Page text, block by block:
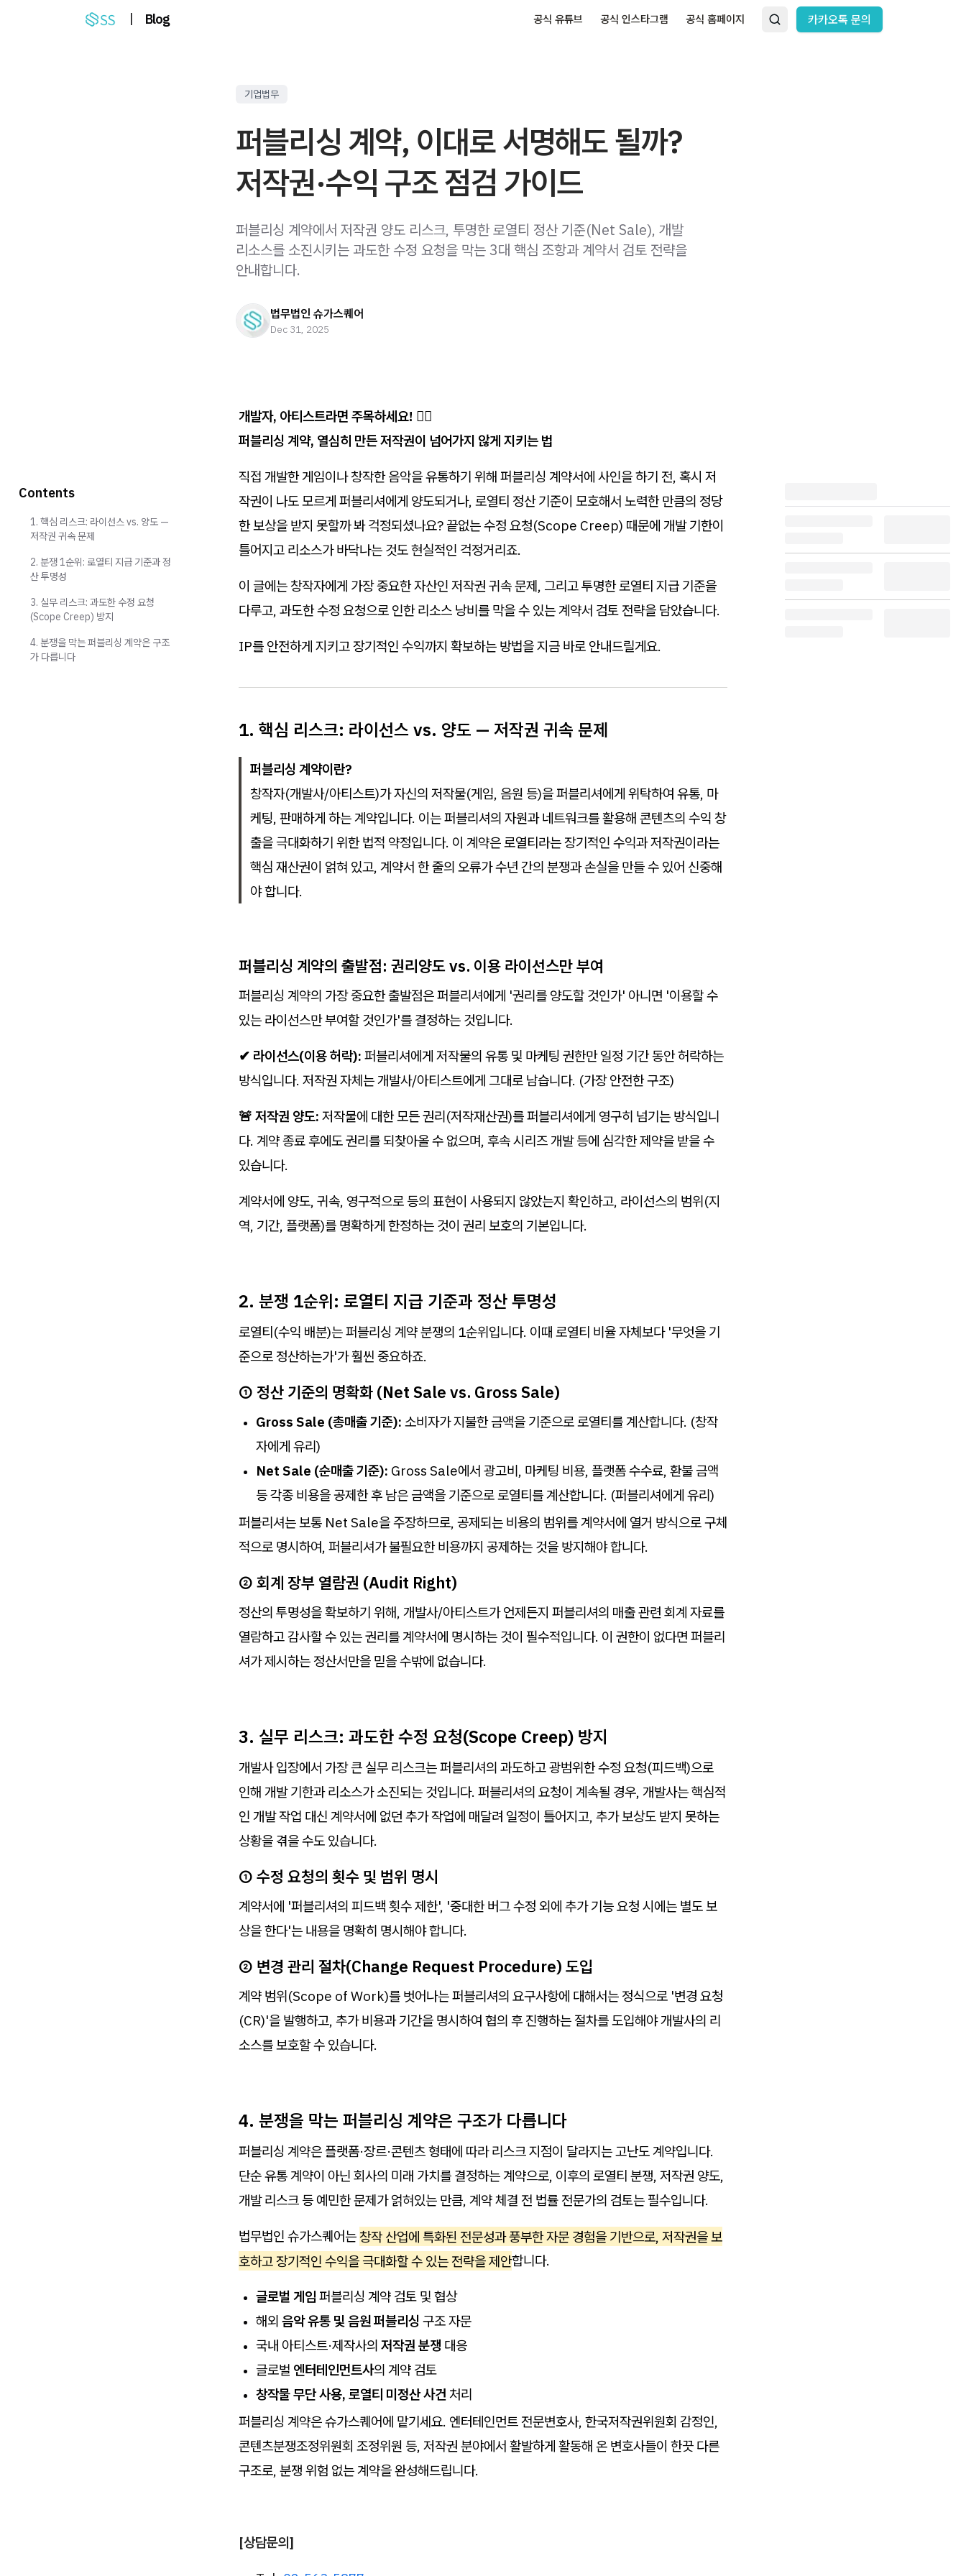
| Blog 공식 유튜브 공식 인스타그램 공식 홈페이지 카카오톡 문의
기업법무
퍼블리싱 계약, 이대로 서명해도 될까?
저작권·수익 구조 점검 가이드
퍼블리싱 계약에서 저작권 양도 리스크, 투명한 로열티 정산 기준(Net Sale), 개발
리소스를 소진시키는 과도한 수정 요청을 막는 3대 핵심 조항과 계약서 검토 전략을
안내합니다.
법무법인 슈가스퀘어
Dec 31, 2025
개발자, 아티스트라면 주목하세요! 💁‍♀️
퍼블리싱 계약, 열심히 만든 저작권이 넘어가지 않게 지키는 법
직접 개발한 게임이나 창작한 음악을 유통하기 위해 퍼블리싱 계약서에 사인을 하기 전, 혹시 저
작권이 나도 모르게 퍼블리셔에게 양도되거나, 로열티 정산 기준이 모호해서 노력한 만큼의 정당
한 보상을 받지 못할까 봐 걱정되셨나요? 끝없는 수정 요청(Scope Creep) 때문에 개발 기한이
틀어지고 리소스가 바닥나는 것도 현실적인 걱정거리죠.
이 글에는 창작자에게 가장 중요한 자산인 저작권 귀속 문제, 그리고 투명한 로열티 지급 기준을
다루고, 과도한 수정 요청으로 인한 리소스 낭비를 막을 수 있는 계약서 검토 전략을 담았습니다.
IP를 안전하게 지키고 장기적인 수익까지 확보하는 방법을 지금 바로 안내드릴게요.
1. 핵심 리스크: 라이선스 vs. 양도 — 저작권 귀속 문제
퍼블리싱 계약이란?
창작자(개발사/아티스트)가 자신의 저작물(게임, 음원 등)을 퍼블리셔에게 위탁하여 유통, 마
케팅, 판매하게 하는 계약입니다. 이는 퍼블리셔의 자원과 네트워크를 활용해 콘텐츠의 수익 창
출을 극대화하기 위한 법적 약정입니다. 이 계약은 로열티라는 장기적인 수익과 저작권이라는
핵심 재산권이 얽혀 있고, 계약서 한 줄의 오류가 수년 간의 분쟁과 손실을 만들 수 있어 신중해
야 합니다.
퍼블리싱 계약의 출발점: 권리양도 vs. 이용 라이선스만 부여
퍼블리싱 계약의 가장 중요한 출발점은 퍼블리셔에게 '권리를 양도할 것인가' 아니면 '이용할 수
있는 라이선스만 부여할 것인가'를 결정하는 것입니다.
✔ 라이선스(이용 허락): 퍼블리셔에게 저작물의 유통 및 마케팅 권한만 일정 기간 동안 허락하는
방식입니다. 저작권 자체는 개발사/아티스트에게 그대로 남습니다. (가장 안전한 구조)
🚨 저작권 양도: 저작물에 대한 모든 권리(저작재산권)를 퍼블리셔에게 영구히 넘기는 방식입니
다. 계약 종료 후에도 권리를 되찾아올 수 없으며, 후속 시리즈 개발 등에 심각한 제약을 받을 수
있습니다.
계약서에 양도, 귀속, 영구적으로 등의 표현이 사용되지 않았는지 확인하고, 라이선스의 범위(지
역, 기간, 플랫폼)를 명확하게 한정하는 것이 권리 보호의 기본입니다.
2. 분쟁 1순위: 로열티 지급 기준과 정산 투명성
로열티(수익 배분)는 퍼블리싱 계약 분쟁의 1순위입니다. 이때 로열티 비율 자체보다 '무엇을 기
준으로 정산하는가'가 훨씬 중요하죠.
① 정산 기준의 명확화 (Net Sale vs. Gross Sale)
Gross Sale (총매출 기준): 소비자가 지불한 금액을 기준으로 로열티를 계산합니다. (창작
자에게 유리)
Net Sale (순매출 기준): Gross Sale에서 광고비, 마케팅 비용, 플랫폼 수수료, 환불 금액
등 각종 비용을 공제한 후 남은 금액을 기준으로 로열티를 계산합니다. (퍼블리셔에게 유리)
퍼블리셔는 보통 Net Sale을 주장하므로, 공제되는 비용의 범위를 계약서에 열거 방식으로 구체
적으로 명시하여, 퍼블리셔가 불필요한 비용까지 공제하는 것을 방지해야 합니다.
② 회계 장부 열람권 (Audit Right)
정산의 투명성을 확보하기 위해, 개발사/아티스트가 언제든지 퍼블리셔의 매출 관련 회계 자료를
열람하고 감사할 수 있는 권리를 계약서에 명시하는 것이 필수적입니다. 이 권한이 없다면 퍼블리
셔가 제시하는 정산서만을 믿을 수밖에 없습니다.
3. 실무 리스크: 과도한 수정 요청(Scope Creep) 방지
개발사 입장에서 가장 큰 실무 리스크는 퍼블리셔의 과도하고 광범위한 수정 요청(피드백)으로
인해 개발 기한과 리소스가 소진되는 것입니다. 퍼블리셔의 요청이 계속될 경우, 개발사는 핵심적
인 개발 작업 대신 계약서에 없던 추가 작업에 매달려 일정이 틀어지고, 추가 보상도 받지 못하는
상황을 겪을 수도 있습니다.
① 수정 요청의 횟수 및 범위 명시
계약서에 '퍼블리셔의 피드백 횟수 제한', '중대한 버그 수정 외에 추가 기능 요청 시에는 별도 보
상을 한다'는 내용을 명확히 명시해야 합니다.
② 변경 관리 절차(Change Request Procedure) 도입
계약 범위(Scope of Work)를 벗어나는 퍼블리셔의 요구사항에 대해서는 정식으로 '변경 요청
(CR)'을 발행하고, 추가 비용과 기간을 명시하여 협의 후 진행하는 절차를 도입해야 개발사의 리
소스를 보호할 수 있습니다.
4. 분쟁을 막는 퍼블리싱 계약은 구조가 다릅니다
퍼블리싱 계약은 플랫폼·장르·콘텐츠 형태에 따라 리스크 지점이 달라지는 고난도 계약입니다.
단순 유통 계약이 아닌 회사의 미래 가치를 결정하는 계약으로, 이후의 로열티 분쟁, 저작권 양도,
개발 리스크 등 예민한 문제가 얽혀있는 만큼, 계약 체결 전 법률 전문가의 검토는 필수입니다.
법무법인 슈가스퀘어는창작 산업에 특화된 전문성과 풍부한 자문 경험을 기반으로, 저작권을 보
호하고 장기적인 수익을 극대화할 수 있는 전략을 제안합니다.
글로벌 게임 퍼블리싱 계약 검토 및 협상
해외 음악 유통 및 음원 퍼블리싱 구조 자문
국내 아티스트·제작사의 저작권 분쟁 대응
글로벌 엔터테인먼트사의 계약 검토
창작물 무단 사용, 로열티 미정산 사건 처리
퍼블리싱 계약은 슈가스퀘어에 맡기세요. 엔터테인먼트 전문변호사, 한국저작권위원회 감정인,
콘텐츠분쟁조정위원회 조정위원 등, 저작권 분야에서 활발하게 활동해 온 변호사들이 한끗 다른
구조로, 분쟁 위험 없는 계약을 완성해드립니다.
[상담문의]
Contents
1. 핵심 리스크: 라이선스 vs. 양도 —
저작권 귀속 문제
2. 분쟁 1순위: 로열티 지급 기준과 정
산 투명성
3. 실무 리스크: 과도한 수정 요청
(Scope Creep) 방지
4. 분쟁을 막는 퍼블리싱 계약은 구조
가 다릅니다